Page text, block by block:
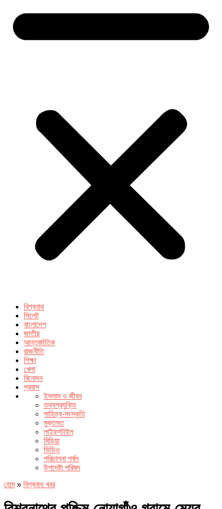
বিশ্বনাথ
সিলেট
বাংলাদেশ
জাতীয়
আন্তর্জাতিক
রাজনীতি
শিক্ষা
খেলা
বিনোদন
প্রবাস
ইসলাম ও জীবন
তথ্যপ্রযুক্তি
সাহিত্য-সংস্কৃতি
মুক্তমত
লাইফস্টাইল
মিডিয়া
ভিডিও
পরিচালনা পর্ষদ
উপদেষ্টা পরিষদ
হোম» বিশ্বনাথ খবর